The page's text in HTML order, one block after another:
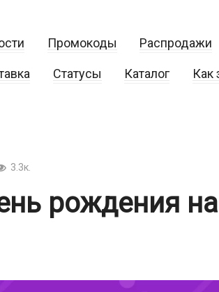
Промокоды Распродажи
Статусы Каталог Как
3.3к.
рождения на